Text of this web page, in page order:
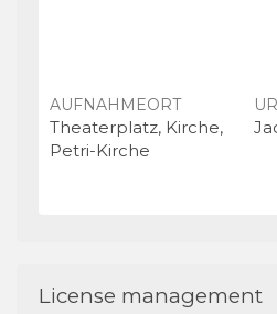
AUFNAHMEORT
Theaterplatz, Kirche,
Petri-Kirche
License management